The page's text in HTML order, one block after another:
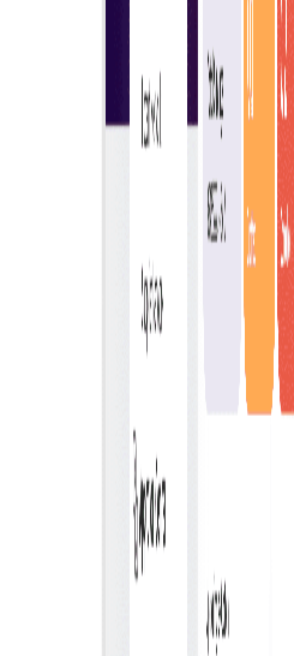
החליטו בביטחון
הפלטפורמה שלנו מספקת
משתתפים מרובים
להשתתף במכירה פומבית חיה,
פעולה, ולהבטיח שקיפות וקבלת